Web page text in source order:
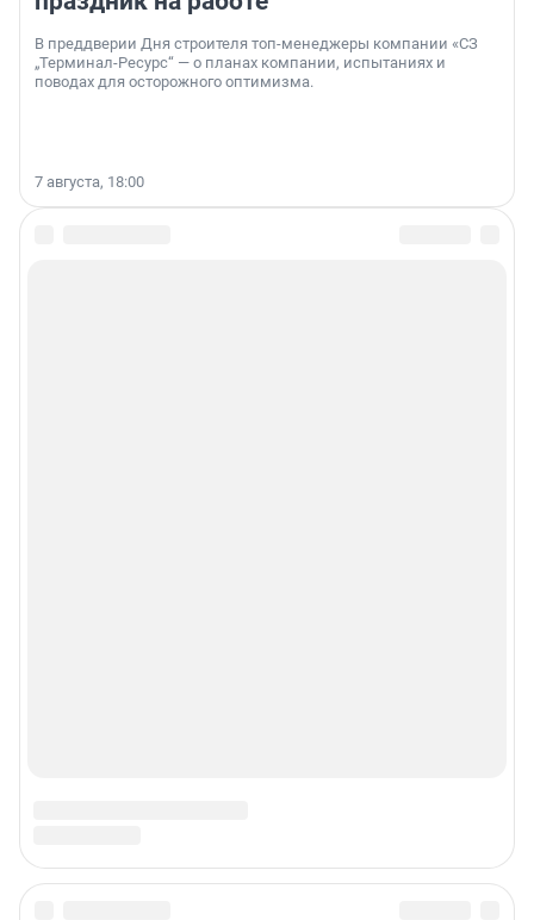
В преддверии Дня строителя топ-менеджеры компании «СЗ
„Терминал-Ресурс“ — о планах компании, испытаниях и
поводах для осторожного оптимизма.
7 августа, 18:00